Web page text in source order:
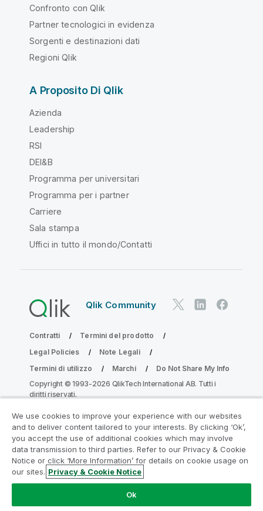
Confronto con Qlik
Partner tecnologici in evidenza
Sorgenti e destinazioni dati
Regioni Qlik
A Proposito Di Qlik
Azienda
Leadership
RSI
DEI&B
Programma per universitari
Programma per i partner
Carriere
Sala stampa
Uffici in tutto il mondo/Contatti
Qlik Community
Contratti
Termini del prodotto
Legal Policies
Note Legali
Termini di utilizzo
Marchi
Do Not Share My Info
Copyright © 1993-2026 QlikTech International AB. Tutti i
diritti riservati.
Partecipa al programma Analytics
Modernization
Modernizza senza compromettere le tue preziose app
QlikView con il programma Analytics Modernization.
clic qui
We use cookies to improve your experience with our websites
and to deliver content tailored to your interests. By clicking ‘Ok’,
you accept the use of additional cookies which may involve
data transmission to third parties. Refer to our Privacy & Cookie
Notice or click ‘More Information’ for details on cookie usage on
our sites. Privacy & Cookie Notice
Ok